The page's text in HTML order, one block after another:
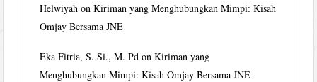
Helwiyah onKiriman yang Menghubungkan Mimpi: Kisah
Omjay Bersama JNE
Eka Fitria, S. Si., M. Pd onKiriman yang
Menghubungkan Mimpi: Kisah Omjay Bersama JNE